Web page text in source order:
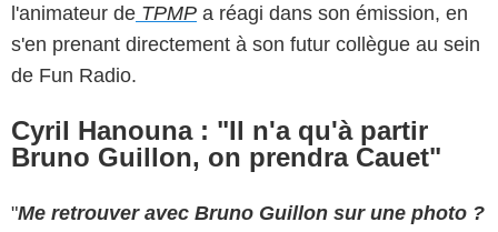
l'animateur de TPMP a réagi dans son émission, en
s'en prenant directement à son futur collègue au sein
de Fun Radio.
Cyril Hanouna : "Il n'a qu'à partir
Bruno Guillon, on prendra Cauet"
"Me retrouver avec Bruno Guillon sur une photo ?